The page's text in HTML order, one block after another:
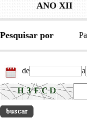
ANO XII
Pesquisar por
de a